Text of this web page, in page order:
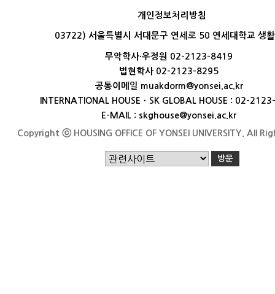
개인정보처리방침
03722) 서울특별시 서대문구 연세로 50 연세대학교 생
무악학사·우정원 02-2123-8419
법현학사 02-2123-8295
공통이메일 muakdorm@yonsei.ac.kr
INTERNATIONAL HOUSEㆍSK GLOBAL HOUSE : 02-
E-MAIL : skghouse@yonsei.ac.kr
Copyright ⓒ HOUSING OFFICE OF YONSEI UNIVERSITY. All